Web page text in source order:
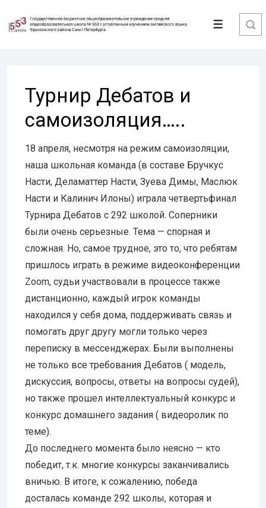
Перейти
Меню
Турнир Дебатов и
самоизоляция…..
18 апреля, несмотря на режим самоизоляции,
наша школьная команда (в составе Бручкус
Насти, Деламаттер Насти, Зуева Димы, Маслюк
Насти и Калинич Илоны) играла четвертьфинал
Турнира Дебатов с 292 школой. Соперники
были очень серьезные. Тема — спорная и
сложная. Но, самое трудное, это то, что ребятам
пришлось играть в режиме видеоконференции
Zoom, судьи участвовали в процессе также
дистанционно, каждый игрок команды
находился у себя дома, поддерживать связь и
помогать друг другу могли только через
переписку в мессенджерах. Были выполнены
не только все требования Дебатов ( модель,
дискуссия, вопросы, ответы на вопросы судей),
но также прошел интеллектуальный конкурс и
конкурс домашнего задания ( видеоролик по
теме).
До последнего момента было неясно — кто
победит, т.к. многие конкурсы заканчивались
вничью. В итоге, к сожалению, победа
досталась команде 292 школы, которая и